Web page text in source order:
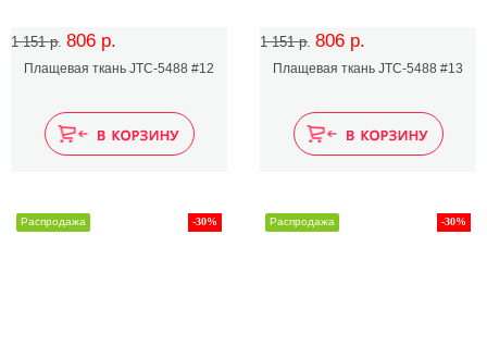
1 151 р. 806 р.
Плащевая ткань JTC-5488 #12
1 151 р. 806 р.
Плащевая ткань JTC-5488 #13
-30%
Распродажа -30%
Распродажа